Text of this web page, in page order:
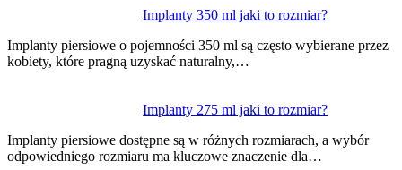
Implanty 350 ml jaki to rozmiar?
Implanty piersiowe o pojemności 350 ml są często wybierane przez
kobiety, które pragną uzyskać naturalny,…
Implanty 275 ml jaki to rozmiar?
Implanty piersiowe dostępne są w różnych rozmiarach, a wybór
odpowiedniego rozmiaru ma kluczowe znaczenie dla…